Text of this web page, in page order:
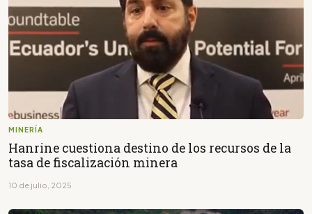
MINERÍA
Hanrine cuestiona destino de los recursos de la
tasa de fiscalización minera
10 de julio, 2025